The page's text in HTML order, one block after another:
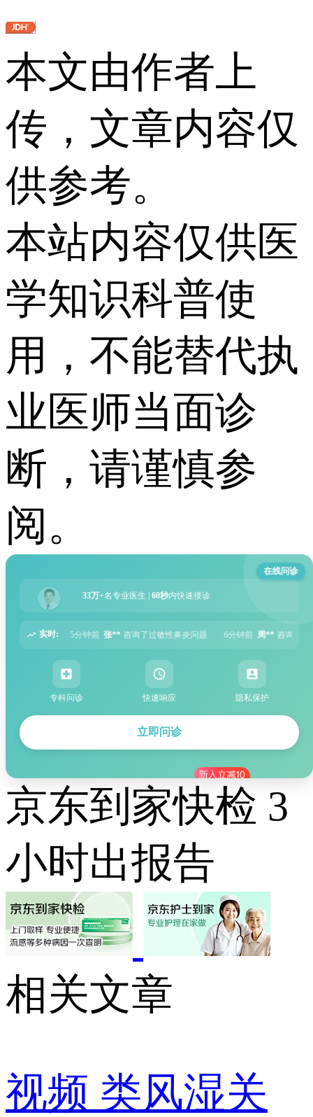
本文由作者上
传，文章内容仅
供参考。
本站内容仅供医
学知识科普使
用，不能替代执
业医师当面诊
断，请谨慎参
阅。
在线问诊
33万+名专业医生 | 60秒内快速接诊
实时:
咨询了过敏性鼻炎问题 6分钟前 周** 咨询了胃痛问题 8分钟前 王** 咨询了
专科问诊 快速响应 隐私保护
立即问诊
京东到家快检 3
小时出报告
相关文章
视频 类风湿关